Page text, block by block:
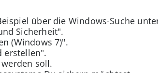
über die Windows-Suche
Sicherheit".
(Windows 7)".
erstellen".
soll.